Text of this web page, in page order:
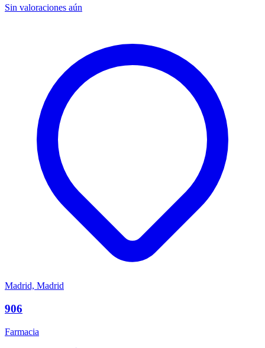
Sin valoraciones aún
Madrid, Madrid
906
Farmacia